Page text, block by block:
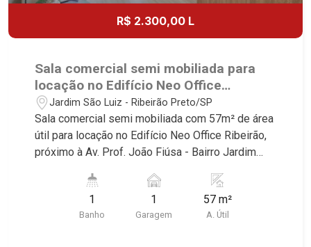
R$ 2.300,00 L
Sala comercial semi mobiliada para
locação no Edifício Neo Office
Ribeirão, próximo à Av. Prof. João
Fiúsa - Ribeirão Preto/SP.
Jardim São Luiz - Ribeirão Preto/SP
Sala comercial semi mobiliada com 57m² de área
útil para locação no Edifício Neo Office Ribeirão,
próximo à Av. Prof. João Fiúsa - Bairro Jardim
características deste imóvel que a Martinelli
Imobiliária selecionou para você: - 57m² de área
1
Banho
1
Garagem
57 m²
A. Útil